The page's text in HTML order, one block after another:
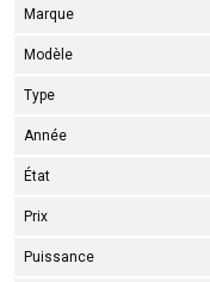
Marque
Modèle
Type
Année
État
Prix
Puissance